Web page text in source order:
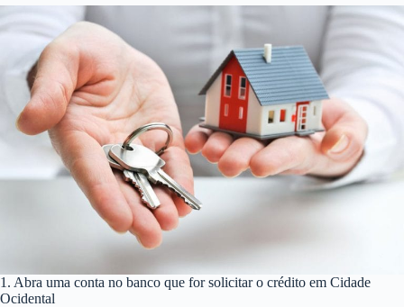
1. Abra uma conta no banco que for solicitar o crédito em Cidade
Ocidental